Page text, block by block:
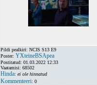
Pildi pealkiri: NCIS S13 E9
Poster: YXteineBSApea
Postitatud: 01.03.2022 12:33
Vaatamisi: 68502
Hinda: ei ole hinnatud
Kommenteeri: 0